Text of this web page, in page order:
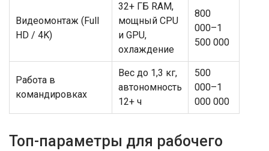
Видеомонтаж (Full
HD / 4K)
32+ ГБ RAM,
мощный CPU
и GPU,
охлаждение
800
000–1
500 000
Работа в
командировках
Вес до 1,3 кг,
автономность
12+ ч
500
000–1
000 000
Топ-параметры для рабочего